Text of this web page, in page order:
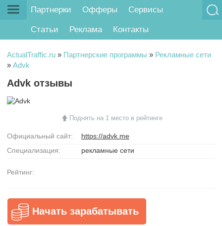
Партнерки Офферы Сервисы
Статьи Реклама Контакты
ActualTraffic.ru » Партнерские программы » Рекламные сети
» Advk
Advk отзывы
Поднять на 1 место в рейтинге
Официальный сайт:
https://advk.me
Специализация:
рекламные сети
Рейтинг:
Начать зарабатывать